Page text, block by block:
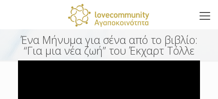
Ένα Μήνυμα για σένα από το βιβλίo:
“Για μια νέα ζωή” του Έκχαρτ Τόλλε